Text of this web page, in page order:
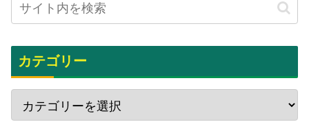
カテゴリー